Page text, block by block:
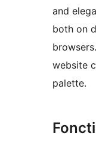
and
both on
website
palette.